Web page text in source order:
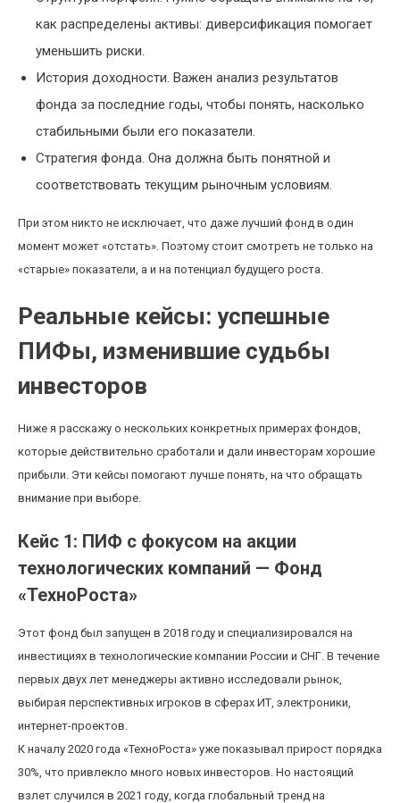
как распределены активы: диверсификация помогает
уменьшить риски.
История доходности. Важен анализ результатов
фонда за последние годы, чтобы понять, насколько
стабильными были его показатели.
Стратегия фонда. Она должна быть понятной и
соответствовать текущим рыночным условиям.
При этом никто не исключает, что даже лучший фонд в один
момент может «отстать». Поэтому стоит смотреть не только на
«старые» показатели, а и на потенциал будущего роста.
Реальные кейсы: успешные
ПИФы, изменившие судьбы
инвесторов
Ниже я расскажу о нескольких конкретных примерах фондов,
которые действительно сработали и дали инвесторам хорошие
прибыли. Эти кейсы помогают лучше понять, на что обращать
внимание при выборе.
Кейс 1: ПИФ с фокусом на акции
технологических компаний — Фонд
«ТехноРоста»
Этот фонд был запущен в 2018 году и специализировался на
инвестициях в технологические компании России и СНГ. В течение
первых двух лет менеджеры активно исследовали рынок,
выбирая перспективных игроков в сферах ИТ, электроники,
интернет-проектов.
К началу 2020 года «ТехноРоста» уже показывал прирост порядка
30%, что привлекло много новых инвесторов. Но настоящий
взлет случился в 2021 году, когда глобальный тренд на